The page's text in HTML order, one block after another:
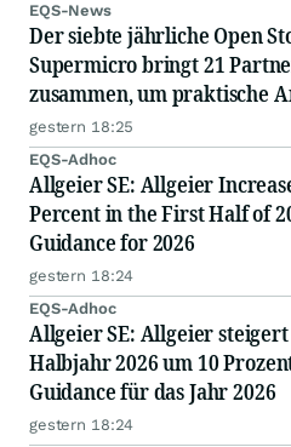
EQS-News
Der siebte jährliche Open
Supermicro bringt 21
zusammen, um praktische
angelegten Einsatz von KI in
auszutauschen
gestern 18:25
EQS-Adhoc
Allgeier SE: Allgeier
Percent in the First Half of
Guidance for 2026
gestern 18:24
EQS-Adhoc
Allgeier SE: Allgeier
Halbjahr 2026 um 10
Guidance für das Jahr 2026
gestern 18:24